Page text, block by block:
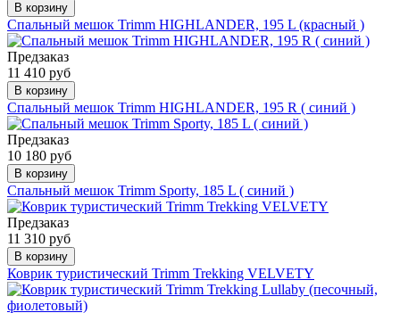
В корзину
Спальный мешок Trimm HIGHLANDER, 195 L (красный )
Предзаказ
11 410 руб
В корзину
Спальный мешок Trimm HIGHLANDER, 195 R ( синий )
Предзаказ
10 180 руб
В корзину
Спальный мешок Trimm Sporty, 185 L ( синий )
Предзаказ
11 310 руб
В корзину
Коврик туристический Trimm Trekking VELVETY